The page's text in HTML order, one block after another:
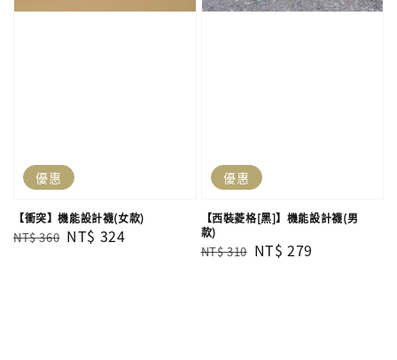
優惠
【衝突】機能設計襪(女款)
Regular
NT$ 360 Sale
NT$ 324
優惠
【西裝菱格[黑]】機能設計襪(男
款)
Regular
NT$ 310 Sale
NT$ 279